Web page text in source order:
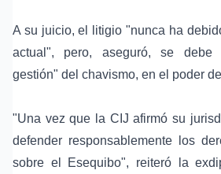
A su juicio, el litigio "nunca ha
actual", pero, aseguró, se debe
gestión" del chavismo, en el poder
"Una vez que la CIJ afirmó su
defender responsablemente los
sobre el Esequibo", reiteró la